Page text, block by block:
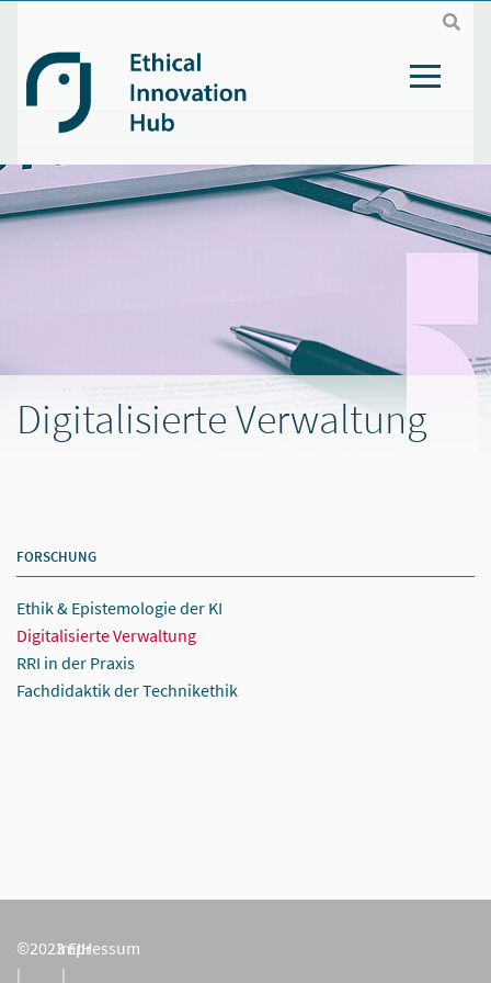
Digitalisierte Verwaltung
FORSCHUNG
Ethik & Epistemologie der KI
Digitalisierte Verwaltung
RRI in der Praxis
Fachdidaktik der Technikethik
©2023 EIH
|
Impressum
|